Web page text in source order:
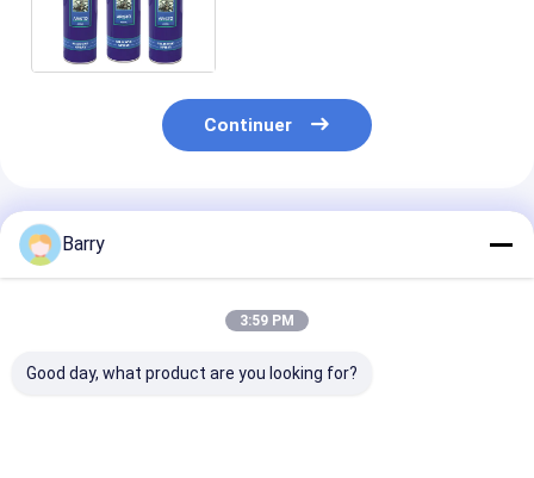
Continuer
Produits Recommandés
Barry
3:59 PM
Good day, what product are you looking for?